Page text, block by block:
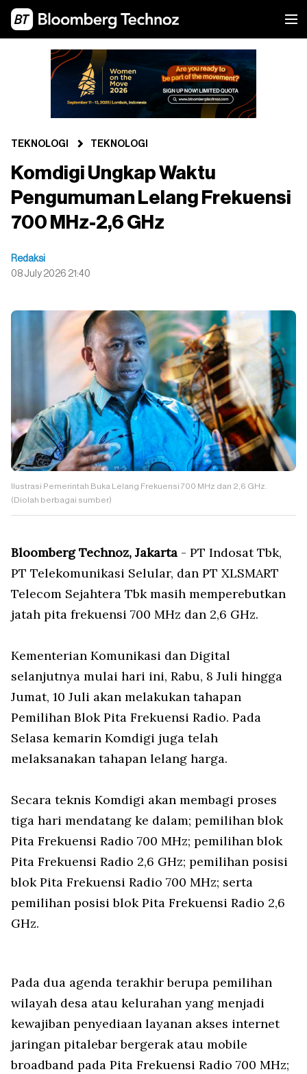
TEKNOLOGI TEKNOLOGI
Komdigi Ungkap Waktu
Pengumuman Lelang Frekuensi
700 MHz-2,6 GHz
Redaksi
08 July 2026 21:40
Ilustrasi Pemerintah Buka Lelang Frekuensi 700 MHz dan 2,6 GHz.
(Diolah berbagai sumber)
Bloomberg Technoz, Jakarta - PT Indosat Tbk,
PT Telekomunikasi Selular, dan PT XLSMART
Telecom Sejahtera Tbk masih memperebutkan
jatah pita frekuensi 700 MHz dan 2,6 GHz.
Kementerian Komunikasi dan Digital
selanjutnya mulai hari ini, Rabu, 8 Juli hingga
Jumat, 10 Juli akan melakukan tahapan
Pemilihan Blok Pita Frekuensi Radio. Pada
Selasa kemarin Komdigi juga telah
melaksanakan tahapan lelang harga.
Secara teknis Komdigi akan membagi proses
tiga hari mendatang ke dalam; pemilihan blok
Pita Frekuensi Radio 700 MHz; pemilihan blok
Pita Frekuensi Radio 2,6 GHz; pemilihan posisi
blok Pita Frekuensi Radio 700 MHz; serta
pemilihan posisi blok Pita Frekuensi Radio 2,6
GHz.
Pada dua agenda terakhir berupa pemilihan
wilayah desa atau kelurahan yang menjadi
kewajiban penyediaan layanan akses internet
jaringan pitalebar bergerak atau mobile
broadband pada Pita Frekuensi Radio 700 MHz;